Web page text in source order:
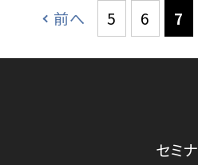
前へ 5 6 7
セミ